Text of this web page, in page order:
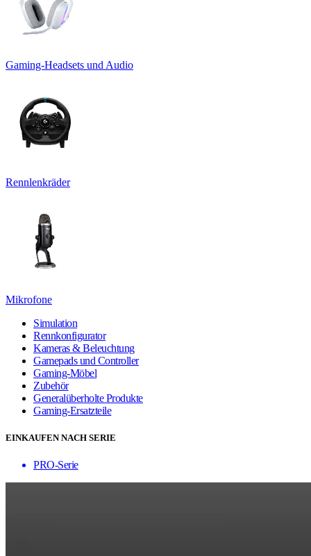
Gaming-Headsets und Audio
Rennlenkräder
Mikrofone
Simulation
Rennkonfigurator
Kameras & Beleuchtung
Gamepads und Controller
Gaming-Möbel
Zubehör
Generalüberholte Produkte
Gaming-Ersatzteile
EINKAUFEN NACH SERIE
PRO-Serie